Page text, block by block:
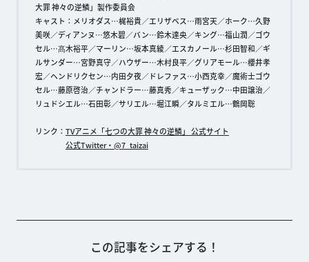
大罪 神々の逆鱗」製作委員会
キャスト：メリオダス…梶裕貴／エリザベス…雨宮天／ホーク…久野
美咲／ディアンヌ…悠木碧／バン…鈴木達央／キング…福山潤／ゴウ
セル…髙木裕平／マーリン…坂本真綾／エスカノール…杉田智和／ギ
ルサンダー…宮野真守／ハウザー…木村良平／グリアモール…櫻井孝
宏／ヘンドリクセン…内田夕夜／ドレファス…小西克幸／魔術士ゴウ
セル…藤原啓治／チャンドラー…藤真秀／キューザック…中田譲治／
リュドシエル…石田彰／サリエル…堀江瞬／タルミエル…鶴岡聡
リンク： TVアニメ「七つの大罪 神々の逆鱗」 公式サイト
公式Twitter・@7_taizai
この記事をシェアする！